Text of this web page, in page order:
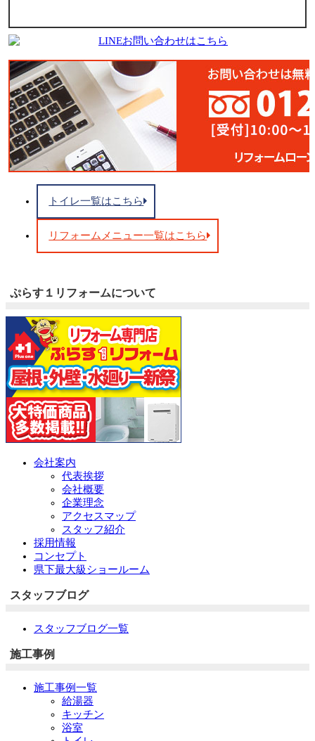
トイレ一覧はこちら
リフォームメニュー一覧はこちら
ぷらす１リフォームについて
会社案内
代表挨拶
会社概要
企業理念
アクセスマップ
スタッフ紹介
採用情報
コンセプト
県下最大級ショールーム
スタッフブログ
スタッフブログ一覧
施工事例
施工事例一覧
給湯器
キッチン
浴室